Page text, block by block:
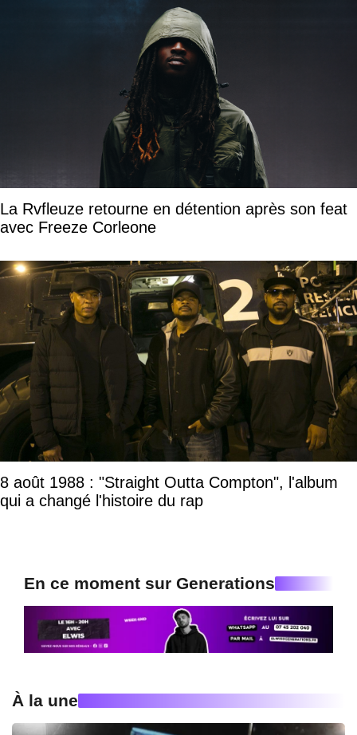
La Rvfleuze retourne en détention après son feat
avec Freeze Corleone
8 août 1988 : "Straight Outta Compton", l'album
qui a changé l'histoire du rap
En ce moment sur Generations
À la une